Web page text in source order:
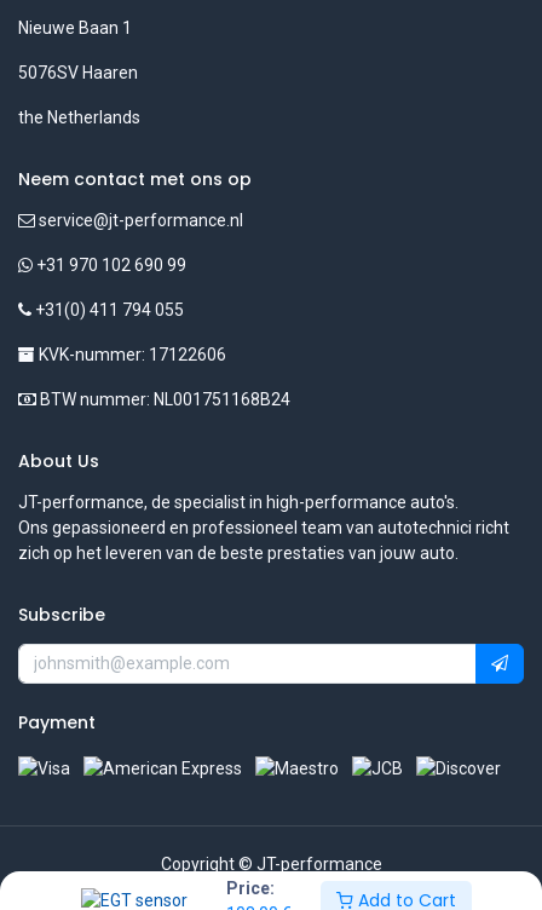
Price:
Add to Cart
Nieuwe Baan 1
5076SV Haaren
the Netherlands
Neem contact met ons op
service@jt-performance.nl
+31 970 102 690 99
+31(0) 411 794 055
KVK-nummer: 17122606
BTW nummer: NL001751168B24
About Us
JT-performance, de specialist in high-performance auto's.
Ons gepassioneerd en professioneel team van autotechnici richt
zich op het leveren van de beste prestaties van jouw auto.
Subscribe
Payment
Copyright © JT-performance